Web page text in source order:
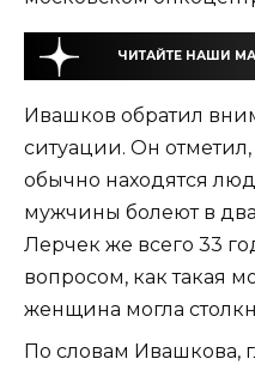
ЧИТАЙТЕ НАШИ
Ивашков обратил
ситуации. Он
обычно находятся
мужчины болеют в
Лерчек же всего 33
вопросом, как такая
женщина могла
По словам Ивашкова,